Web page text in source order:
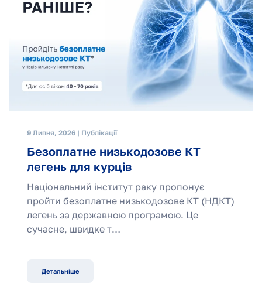
9 Липня, 2026 | Публікації
Безоплатне низькодозове КТ
легень для курців
Національний інститут раку пропонує
пройти безоплатне низькодозове КТ (НДКТ)
легень за державною програмою. Це
сучасне, швидке т…
Детальніше